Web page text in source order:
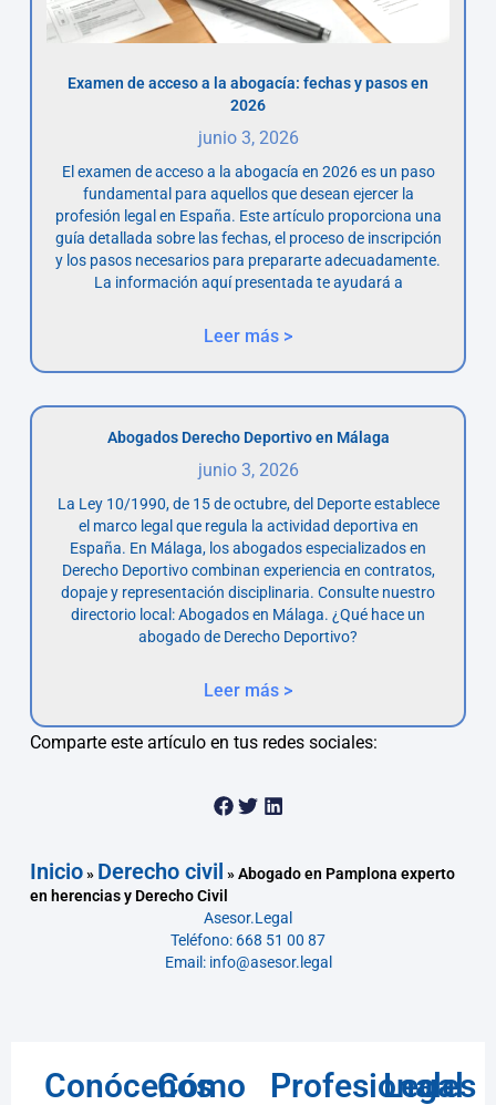
Examen de acceso a la abogacía: fechas y pasos en
2026
junio 3, 2026
El examen de acceso a la abogacía en 2026 es un paso
fundamental para aquellos que desean ejercer la
profesión legal en España. Este artículo proporciona una
guía detallada sobre las fechas, el proceso de inscripción
y los pasos necesarios para prepararte adecuadamente.
La información aquí presentada te ayudará a
Leer más >
Abogados Derecho Deportivo en Málaga
junio 3, 2026
La Ley 10/1990, de 15 de octubre, del Deporte establece
el marco legal que regula la actividad deportiva en
España. En Málaga, los abogados especializados en
Derecho Deportivo combinan experiencia en contratos,
dopaje y representación disciplinaria. Consulte nuestro
directorio local: Abogados en Málaga. ¿Qué hace un
abogado de Derecho Deportivo?
Leer más >
Comparte este artículo en tus redes sociales:
Inicio» Derecho civil »Abogado en Pamplona experto
en herencias y Derecho Civil
Asesor.Legal
Teléfono: 668 51 00 87
Email: info@asesor.legal
Conócenos
Cómo Profesionales
Legal